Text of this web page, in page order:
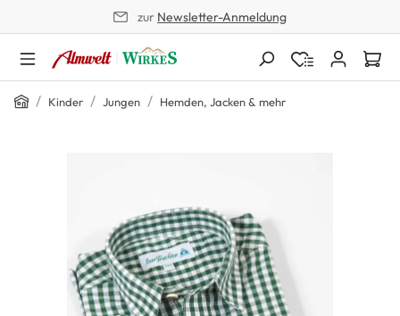
zur Newsletter-Anmeldung
Home
/ Kinder / Jungen / Hemden, Jacken & mehr